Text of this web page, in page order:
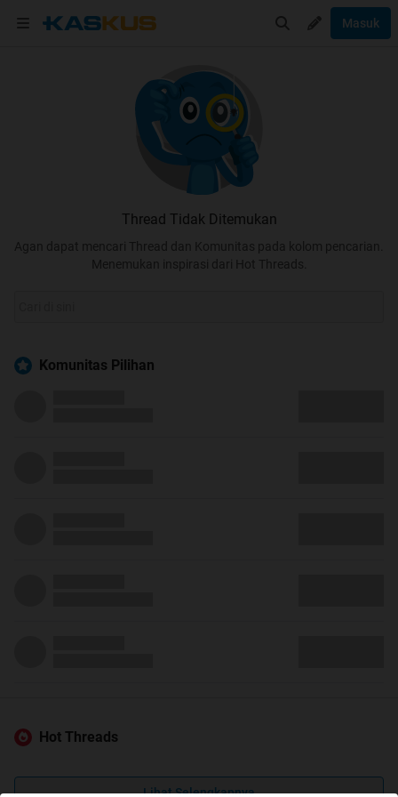
Masuk
Thread Tidak Ditemukan
Agan dapat mencari Thread dan Komunitas pada kolom pencarian.
Menemukan inspirasi dari Hot Threads.
Komunitas Pilihan
Hot Threads
Lihat Selengkapnya